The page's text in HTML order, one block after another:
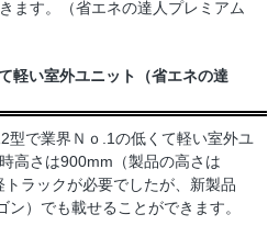
ます。（省エネの達人プレミアム
軽い室外ユニット（省エネの達
型で業界Ｎｏ.1の低くて軽い室外ユ
高さは900mm（製品の高さは
ラックが必要でしたが、新製品
ン）でも載せることができます。